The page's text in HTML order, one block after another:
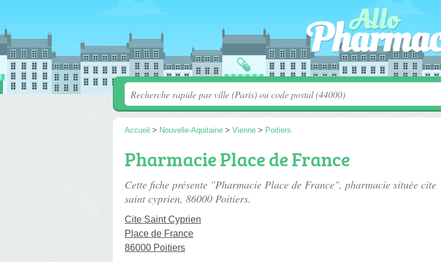
Accueil > Nouvelle-Aquitaine > Vienne > Poitiers
Pharmacie Place de France
Cette fiche présente "Pharmacie Place de France", pharmacie située cite
saint cyprien, 86000 Poitiers.
Cite Saint Cyprien
Place de France
86000 Poitiers